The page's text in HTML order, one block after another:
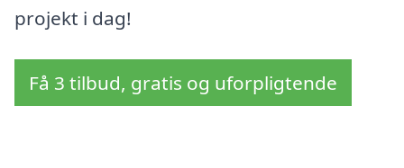
projekt i dag!
Få 3 tilbud, gratis og uforpligtende